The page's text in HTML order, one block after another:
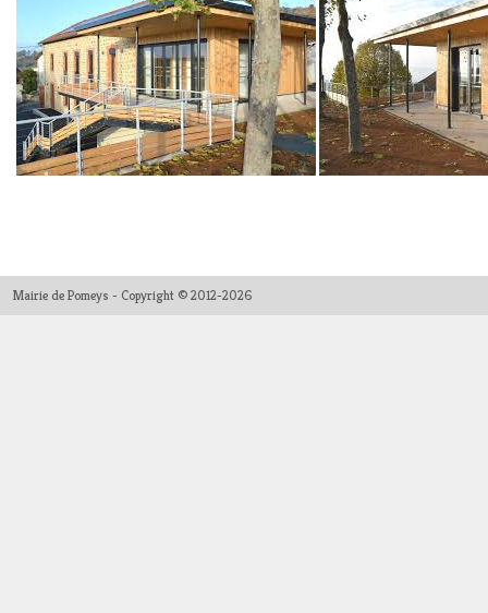
Mairie de Pomeys - Copyright © 2012-2026